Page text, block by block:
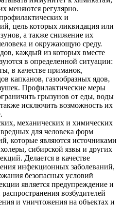
меняются регулярно.
и
цель которых ликвидация или
а также снижение их
и окружающую среду.
каждый из которых вместе
в определенной ситуации:
в качестве приманок,
капканов, газообразных ядов,
Профилактические меры
грызунов от еды, воды
исключить возможность их
механических и химических
для человека форм
которые являются источниками
сибирской язвы и других
Делается в качестве
инфекционных заболеваний,
безопасных условий
является предупреждение и
возбудителей
и уничтожения на объектах и